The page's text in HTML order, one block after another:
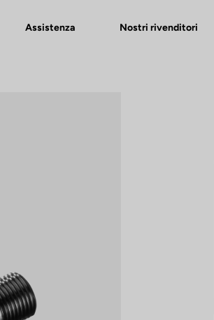
Assistenza Nostri rivenditori